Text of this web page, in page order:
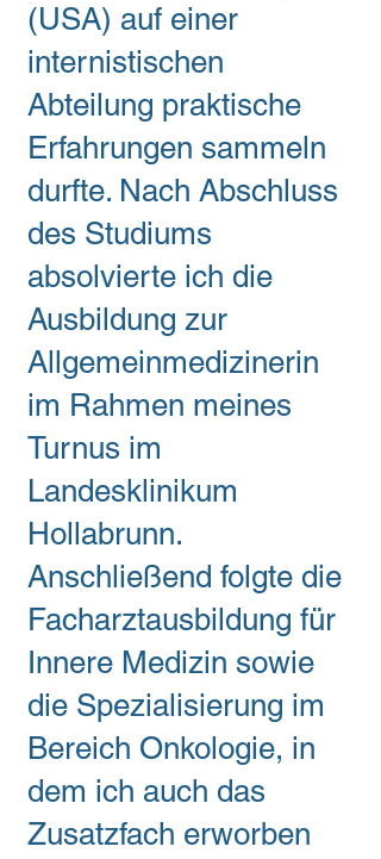
(USA) auf einer
internistischen
Abteilung praktische
Erfahrungen sammeln
durfte. Nach Abschluss
des Studiums
absolvierte ich die
Ausbildung zur
Allgemeinmedizinerin
im Rahmen meines
Turnus im
Landesklinikum
Hollabrunn.
Anschließend folgte die
Facharztausbildung für
Innere Medizin sowie
die Spezialisierung im
Bereich Onkologie, in
dem ich auch das
Zusatzfach erworben